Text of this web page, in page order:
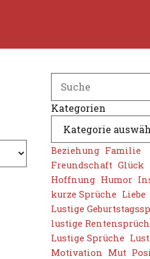
Kategorien
Beziehung Familie
Freundschaft Glück
Hoffnung Humor
kurze Sprüche Liebe
Lustige
lustige
Lustige Sprüche
Motivation Mut